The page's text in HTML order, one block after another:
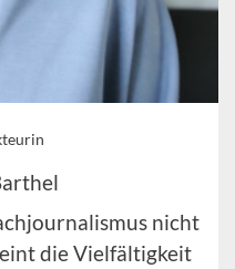
nicht
die Vielfältigkeit